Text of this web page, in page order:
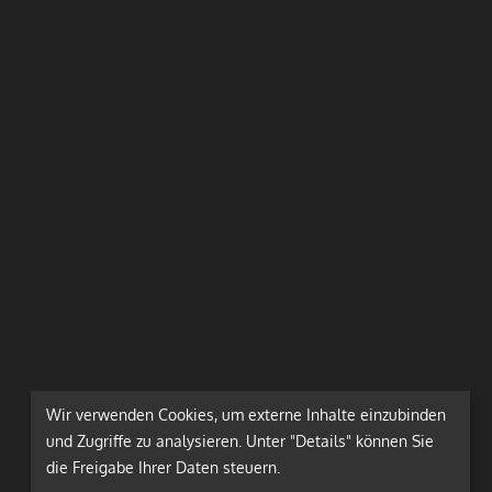
Wir verwenden Cookies, um externe Inhalte einzubinden
und Zugriffe zu analysieren. Unter "Details" können Sie
die Freigabe Ihrer Daten steuern.